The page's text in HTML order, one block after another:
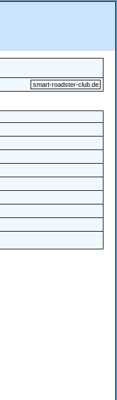
smart-roadster-club.de